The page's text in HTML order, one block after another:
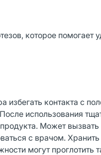
которое помогает
контакта с
использования
Может
с врачом.
могут проглотить